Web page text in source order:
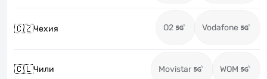
🇨🇿Чехия O2 Vodafone
🇨🇱Чили Movistar WOM